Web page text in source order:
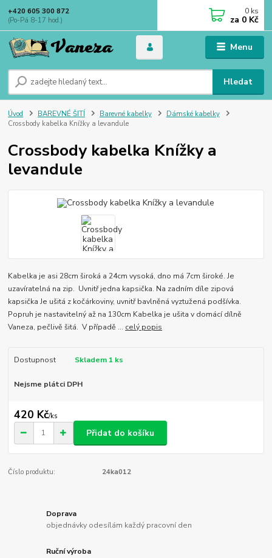
Menu
Hledat
+420 605 300 872
(Po-Pá 8-17 hod.)
0 ks
za 0 Kč
Úvod BAREVNÉ ŠITÍ Barevné kabelky
Dámské kabelky
Crossbody kabelka Knížky a levandule
Crossbody kabelka Knížky a
levandule
Kabelka je asi 28cm široká a 24cm vysoká, dno má 7cm široké. Je
uzavíratelná na zip. Uvnitř jedna kapsička. Na zadním díle zipová
kapsička Je ušitá z kočárkoviny, uvnitř bavlněná vyztužená podšívka.
Popruh je nastavitelný až na 130cm Kabelka je ušita v domácí dílně
Vaneza, pečlivě šitá. V případě ... celý popis
Dostupnost Skladem 1 ks
Nejsme plátci DPH
420 Kč/ks
Přidat do košíku
Číslo produktu: 24ka012
Doprava
objednávky odesílám každý pracovní den
Ruční výroba